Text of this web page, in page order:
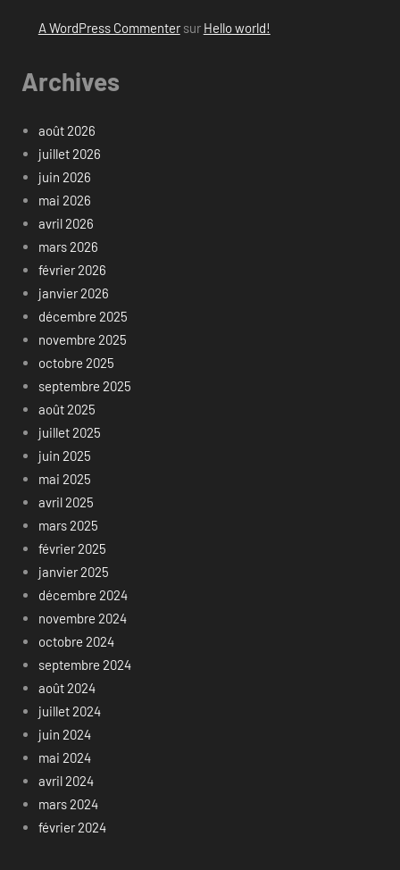
A WordPress Commentersur Hello world!
Archives
août 2026
juillet 2026
juin 2026
mai 2026
avril 2026
mars 2026
février 2026
janvier 2026
décembre 2025
novembre 2025
octobre 2025
septembre 2025
août 2025
juillet 2025
juin 2025
mai 2025
avril 2025
mars 2025
février 2025
janvier 2025
décembre 2024
novembre 2024
octobre 2024
septembre 2024
août 2024
juillet 2024
juin 2024
mai 2024
avril 2024
mars 2024
février 2024